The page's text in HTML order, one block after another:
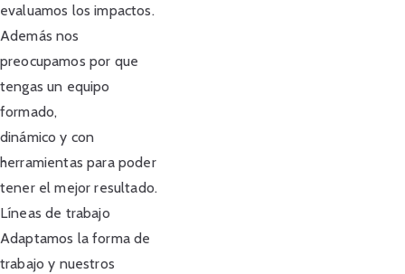
evaluamos los impactos.
Además nos
preocupamos por que
tengas un equipo
formado,
dinámico y con
herramientas para poder
tener el mejor resultado.
Líneas de trabajo
Adaptamos la forma de
trabajo y nuestros